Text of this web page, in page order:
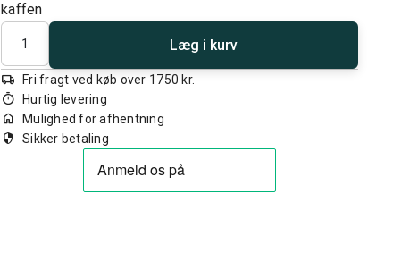
kaffen
Antal
Læg i kurv
local_shipping Fri fragt ved køb over 1750 kr.
timer Hurtig levering
home Mulighed for afhentning
security Sikker betaling